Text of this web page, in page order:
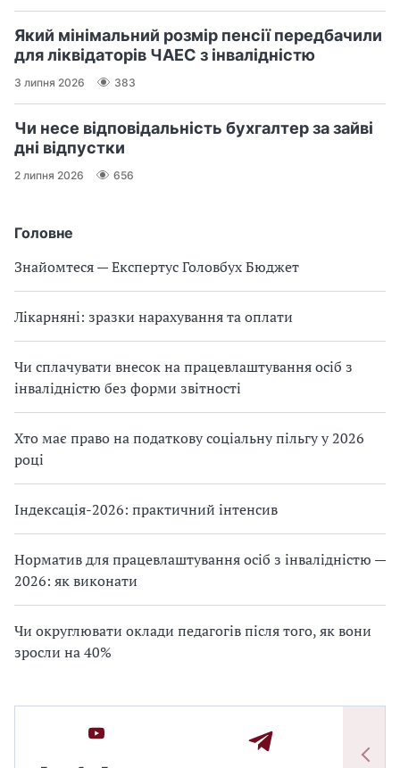
Головне
Знайомтеся — Експертус Головбух Бюджет
Лікарняні: зразки нарахування та оплати
Чи сплачувати внесок на працевлаштування осіб з
інвалідністю без форми звітності
Хто має право на податкову соціальну пільгу у 2026
році
Індексація-2026: практичний інтенсив
Норматив для працевлаштування осіб з інвалідністю —
2026: як виконати
Чи округлювати оклади педагогів після того, як вони
зросли на 40%
Який мінімальний розмір пенсії передбачили
для ліквідаторів ЧАЕС з інвалідністю
3 липня 2026 383
Чи несе відповідальність бухгалтер за зайві
дні відпустки
2 липня 2026 656